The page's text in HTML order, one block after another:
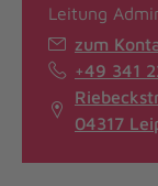
Leitung
zum
+49 341
04317